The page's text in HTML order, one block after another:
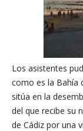
Los asistentes
como es la Bahía
sitúa en la
del que recibe su
de Cádiz por una